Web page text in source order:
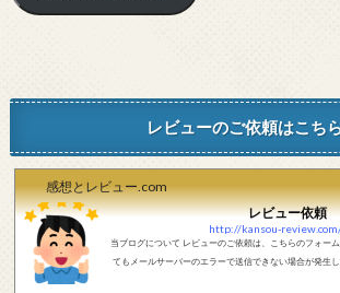
レビューのご依頼はこち
感想とレビュー.com
レビュー依頼
http://kansou-
当ブログについて レビューのご依頼は、こちらのフォームからお願いいたします。 返信し
てもメールサーバーのエラーで送信できない場合が発生